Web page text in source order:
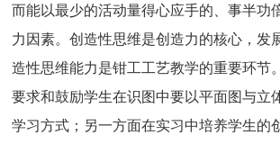
而能以最少的活动量得心应手的、事半功
力因素。创造性思维是创造力的核心，发
造性思维能力是钳工工艺教学的重要环节
要求和鼓励学生在识图中要以平面图与立
学习方式；另一方面在实习中培养学生的